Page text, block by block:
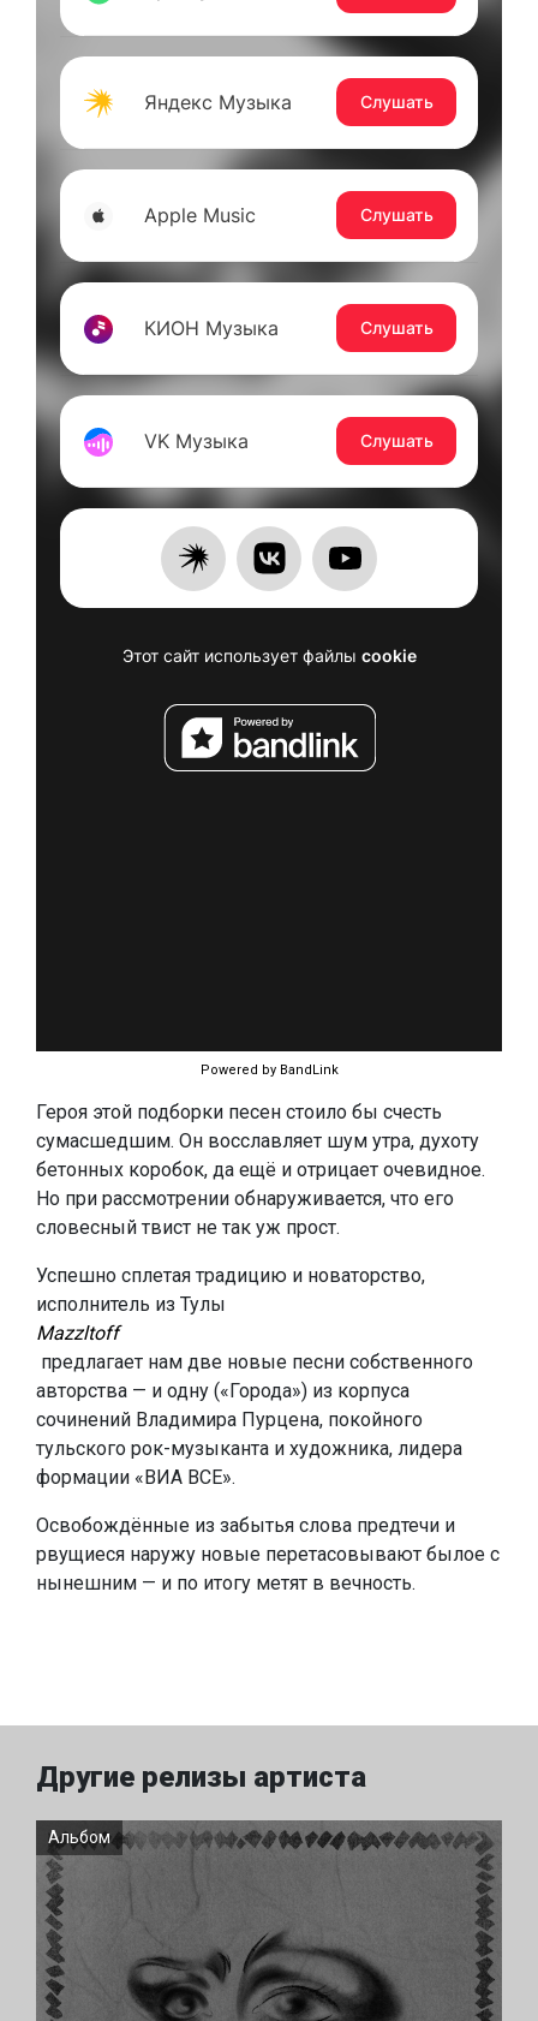
Powered by BandLink
Героя этой подборки песен стоило бы счесть
сумасшедшим. Он восславляет шум утра, духоту
бетонных коробок, да ещё и отрицает очевидное.
Но при рассмотрении обнаруживается, что его
словесный твист не так уж прост.
Успешно сплетая традицию и новаторство,
исполнитель из Тулы
Mazzltoff
предлагает нам две новые песни собственного
авторства — и одну («Города») из корпуса
сочинений Владимира Пурцена, покойного
тульского рок-музыканта и художника, лидера
формации «ВИА ВСЕ».
Освобождённые из забытья слова предтечи и
рвущиеся наружу новые перетасовывают былое с
нынешним — и по итогу метят в вечность.
Другие релизы артиста
Альбом